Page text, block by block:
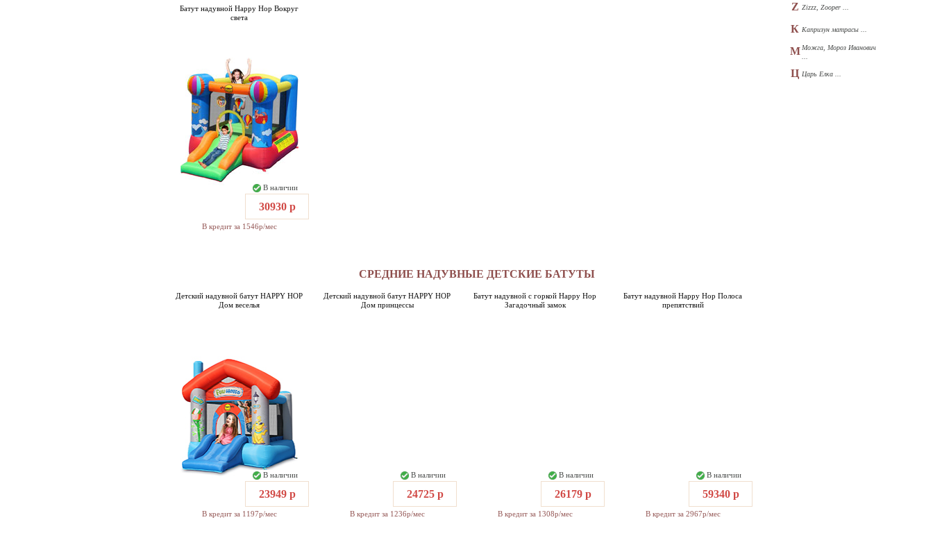
Батут надувной Happy Hop Вокруг
света
В наличии
30930 р
В кредит за 1546р/мес
СРЕДНИЕ НАДУВНЫЕ ДЕТСКИЕ БАТУТЫ
Детский надувной батут HAPPY HOP
Дом веселья
В наличии
23949 р
В кредит за 1197р/мес
Детский надувной батут HAPPY HOP
Дом принцессы
В наличии
24725 р
В кредит за 1236р/мес
Батут надувной с горкой Happy Hop
Загадочный замок
В наличии
26179 р
В кредит за 1308р/мес
Батут надувной Happy Hop Полоса
препятствий
В наличии
59340 р
В кредит за 2967р/мес
Z Zizzz, Zooper ...
К Капризун матрасы ...
М Можга, Мороз Иванович
Ц Царь Елка ...